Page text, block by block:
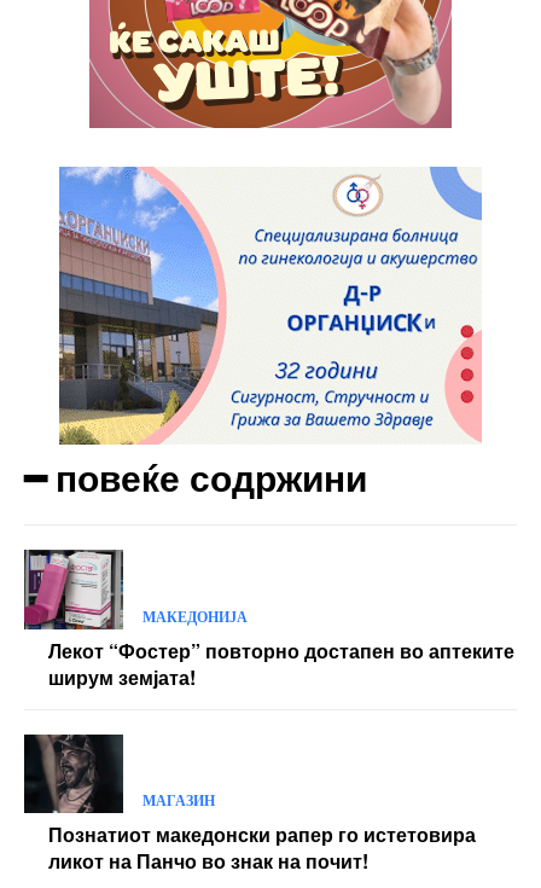
Full member access:
Etiam est nibh, lobortis sit
Praesent euismod ac
Ut mollis pellentesque tortor
Donec quis est ac felis
Orci varius natoque dolor
Yearly pricing Monthly pricing
━ повеќе содржини
МАКЕДОНИЈА
Лекот “Фостер” повторно достапен во аптеките
ширум земјата!
МАГАЗИН
Познатиот македонски рапер го истетовира
ликот на Панчо во знак на почит!